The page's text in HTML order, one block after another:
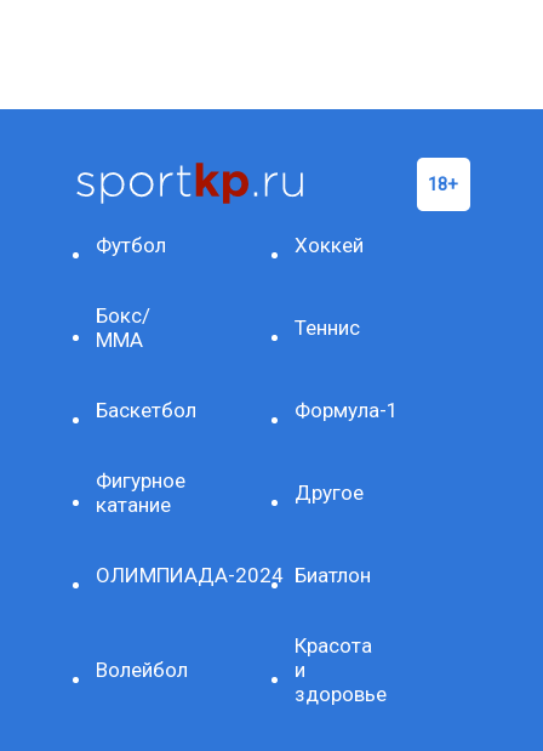
Футбол Хоккей
Бокс/
ММА
Теннис
Баскетбол Формула-1
Фигурное
катание
Другое
ОЛИМПИАДА-2024 Биатлон
Волейбол
Красота
и
здоровье